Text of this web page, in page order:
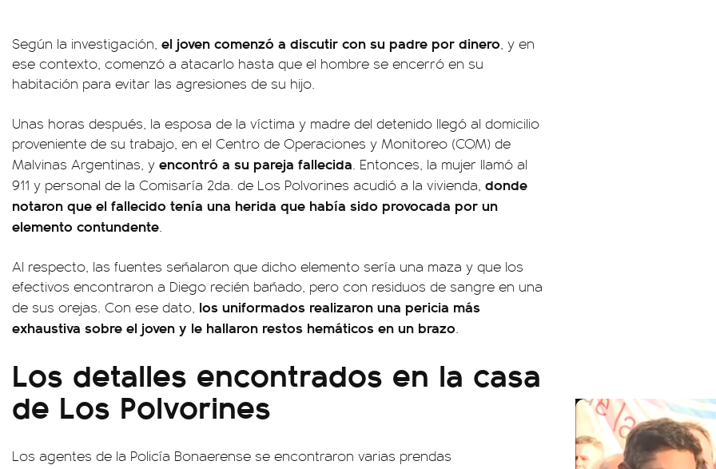
Según la investigación, el joven comenzó a discutir con su padre por dinero, y en
ese contexto, comenzó a atacarlo hasta que el hombre se encerró en su
habitación para evitar las agresiones de su hijo.
Unas horas después, la esposa de la víctima y madre del detenido llegó al domicilio
proveniente de su trabajo, en el Centro de Operaciones y Monitoreo (COM) de
Malvinas Argentinas, y encontró a su pareja fallecida. Entonces, la mujer llamó al
911 y personal de la Comisaría 2da. de Los Polvorines acudió a la vivienda, donde
notaron que el fallecido tenía una herida que había sido provocada por un
elemento contundente.
Al respecto, las fuentes señalaron que dicho elemento sería una maza y que los
efectivos encontraron a Diego recién bañado, pero con residuos de sangre en una
de sus orejas. Con ese dato, los uniformados realizaron una pericia más
exhaustiva sobre el joven y le hallaron restos hemáticos en un brazo.
Los detalles encontrados en la casa
de Los Polvorines
Los agentes de la Policía Bonaerense se encontraron varias prendas